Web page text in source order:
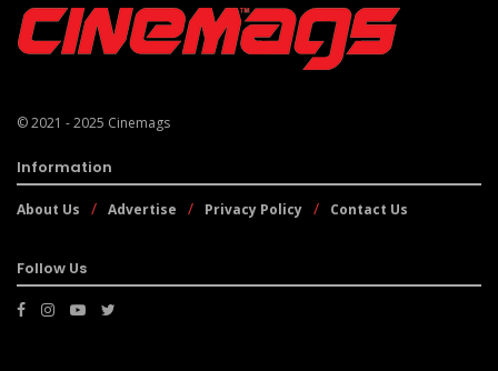
© 2021 - 2025 Cinemags
Information
About Us Advertise Privacy Policy Contact Us
Follow Us